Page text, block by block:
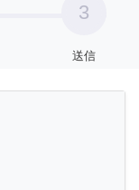
3
送信